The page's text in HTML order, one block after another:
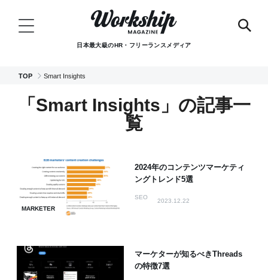
日本最大級のHR・フリーランスメディア
TOP Smart Insights
「Smart Insights」の記事一
覧
MARKETER
2024年のコンテンツマーケティ
ングトレンド5選
SEO
2023.12.22
マーケターが知るべきThreads
の特徴7選